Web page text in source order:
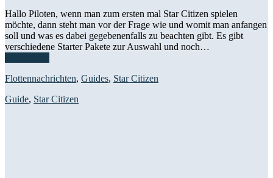
Hallo Piloten, wenn man zum ersten mal Star Citizen spielen
möchte, dann steht man vor der Frage wie und womit man anfangen
soll und was es dabei gegebenenfalls zu beachten gibt. Es gibt
verschiedene Starter Pakete zur Auswahl und noch…
Flottennachrichten, Guides, Star Citizen
Guide, Star Citizen